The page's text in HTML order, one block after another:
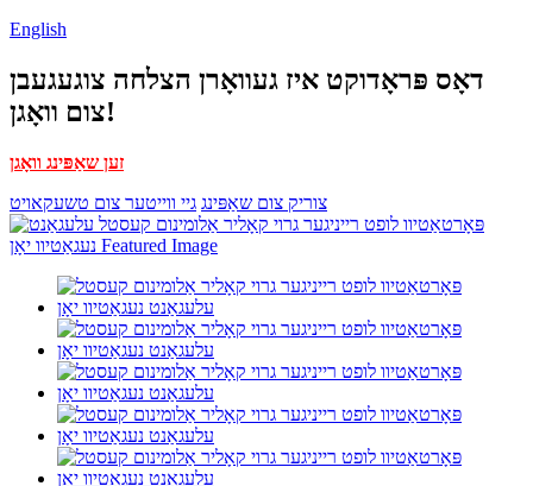
English
דאָס פּראָדוקט איז געוואָרן הצלחה צוגעגעבן
צום וואָגן!
זען שאַפּינג וואָגן
צוריק צום שאַפּינג גיי ווייטער צום טשעקאויט